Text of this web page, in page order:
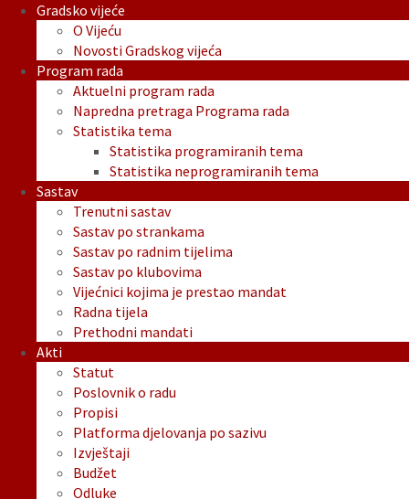
Gradsko vijeće
O Vijeću
Novosti Gradskog vijeća
Program rada
Aktuelni program rada
Napredna pretraga Programa rada
Statistika tema
Statistika programiranih tema
Statistika neprogramiranih tema
Sastav
Trenutni sastav
Sastav po strankama
Sastav po radnim tijelima
Sastav po klubovima
Vijećnici kojima je prestao mandat
Radna tijela
Prethodni mandati
Akti
Statut
Poslovnik o radu
Propisi
Platforma djelovanja po sazivu
Izvještaji
Budžet
Odluke